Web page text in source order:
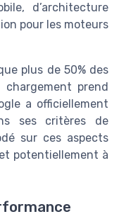
d’architecture
pour les moteurs
plus de 50% des
prend
a officiellement
ses critères de
sur ces aspects
potentiellement à